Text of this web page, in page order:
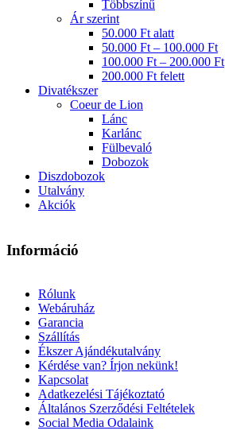
Többszínű
Ár szerint
50.000 Ft alatt
50.000 Ft – 100.000 Ft
100.000 Ft – 200.000 Ft
200.000 Ft felett
Divatékszer
Coeur de Lion
Lánc
Karlánc
Fülbevaló
Dobozok
Diszdobozok
Utalvány
Akciók
Információ
Rólunk
Webáruház
Garancia
Szállítás
Ékszer Ajándékutalvány
Kérdése van? Írjon nekünk!
Kapcsolat
Adatkezelési Tájékoztató
Általános Szerződési Feltételek
Social Media Odalaink